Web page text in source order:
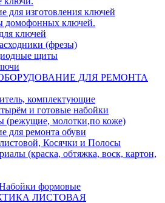
для изготовления ключей
домофонных ключей.
ключей
(фрезы)
щиты
ДЛЯ РЕМОНТА
комплектующие
и готовые набойки
(режущие, молотки,по коже)
для ремонта обуви
Косячки и Полосы
(краска, обтяжка, воск, картон,
формовые
ЛИСТОВАЯ